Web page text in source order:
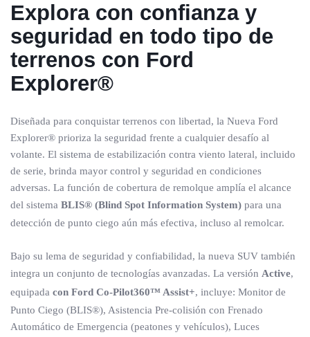
Explora con confianza y
seguridad en todo tipo de
terrenos con Ford
Explorer®
Diseñada para conquistar terrenos con libertad, la Nueva Ford
Explorer® prioriza la seguridad frente a cualquier desafío al
volante. El sistema de estabilización contra viento lateral, incluido
de serie, brinda mayor control y seguridad en condiciones
adversas. La función de cobertura de remolque amplía el alcance
del sistema BLIS® (Blind Spot Information System) para una
detección de punto ciego aún más efectiva, incluso al remolcar.
Bajo su lema de seguridad y confiabilidad, la nueva SUV también
integra un conjunto de tecnologías avanzadas. La versión Active,
equipada con Ford Co-Pilot360™ Assist+, incluye: Monitor de
Punto Ciego (BLIS®), Asistencia Pre-colisión con Frenado
Automático de Emergencia (peatones y vehículos), Luces